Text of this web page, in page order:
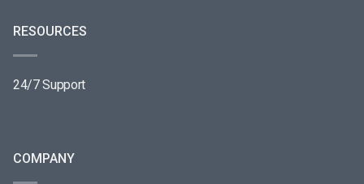
RESOURCES
24/7 Support
COMPANY